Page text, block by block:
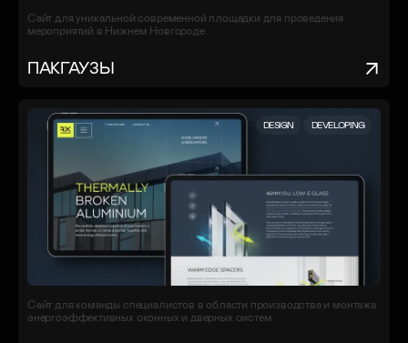
Сайт для уникальной современной площадки для проведения
мероприятий в Нижнем Новгороде
ПАКГАУЗЫ
DESIGN DEVELOPING
Сайт для команды специалистов в области производства и монтажа
энергоэффективных оконных и дверных систем